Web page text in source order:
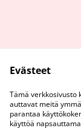
Ota
Evästeet
Tämä verkkosivusto
auttavat meitä
parantaa
käyttöä